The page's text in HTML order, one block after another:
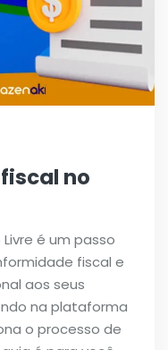
no
é um passo
fiscal e
aos seus
na plataforma
o processo de